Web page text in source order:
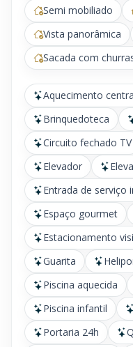
Semi mobiliado
Vista panorâmica
Sacada com
Aquecimento
Brinquedoteca
Circuito fechado TV
Elevador
Entrada de serviço
Espaço gourmet
Estacionamento
Guarita
Piscina aquecida
Piscina infantil
Portaria 24h